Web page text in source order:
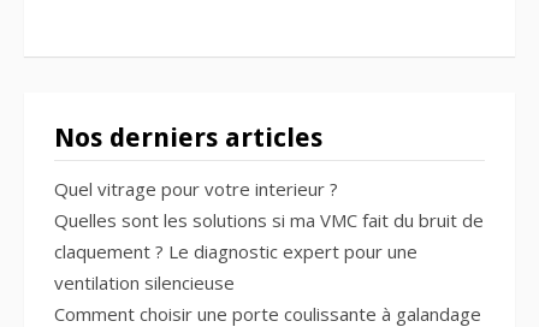
Nos derniers articles
Quel vitrage pour votre interieur ?
Quelles sont les solutions si ma VMC fait du bruit de
claquement ? Le diagnostic expert pour une
ventilation silencieuse
Comment choisir une porte coulissante à galandage